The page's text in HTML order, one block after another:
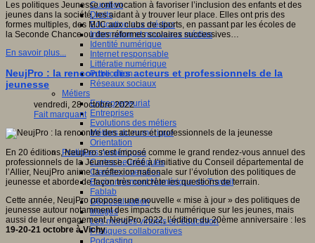
Curation
Droits
Education aux médias
Information et nouveaux médias
Identité numérique
Internet responsable
Littératie numérique
Publication
Réseaux sociaux
Métiers
Entrepreneuriat
Entreprises
Evolutions des métiers
Métiers du numérique
Orientation
Pratiques numériques
Cartes heuristiques
Classes inversées
Environnement Numérique de Travail
Fablab
Géolocalisation
Images
Les mondes virtuels en éducation
Pratiques collaboratives
Podcasting
Les politiques Jeunesse ont vocation à favoriser l’inclusion des enfants et des
jeunes dans la société, les aidant à y trouver leur place. Elles ont pris des
formes multiples, des MJC aux clubs de sports, en passant par les écoles de
la Seconde Chance ou des réformes scolaires successives…
En savoir plus...
NeujPro : la rencontre des acteurs et professionnels de la
jeunesse
vendredi, 28 octobre 2022
Fait marquant
En 20 éditions, NeujPro s’est imposé comme le grand rendez-vous annuel des
professionnels de la Jeunesse. Créé à l’initiative du Conseil départemental de
l’Allier, NeujPro anime la réflexion nationale sur l’évolution des politiques de
jeunesse et aborde de façon très concrète les questions de terrain.
Cette année, NeujPro propose une nouvelle « mise à jour » des politiques de
jeunesse autour notamment des impacts du numérique sur les jeunes, mais
aussi de leur engagement. NeujPro 2022, l’édition du 20ème anniversaire : les
19-20-21 octobre à Vichy.